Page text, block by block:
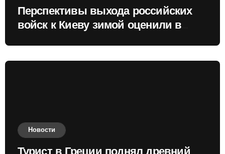
Перспективы выхода российских
войск к Киеву зимой оценили в
Новости